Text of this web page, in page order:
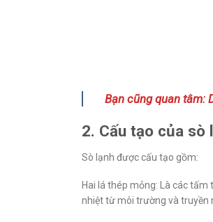
Bạn cũng quan tâm:
2. Cấu tạo của sò
Sò lạnh được cấu tạo gồm:
Hai lá thép mỏng: Là các
nhiệt từ môi trường và truyền